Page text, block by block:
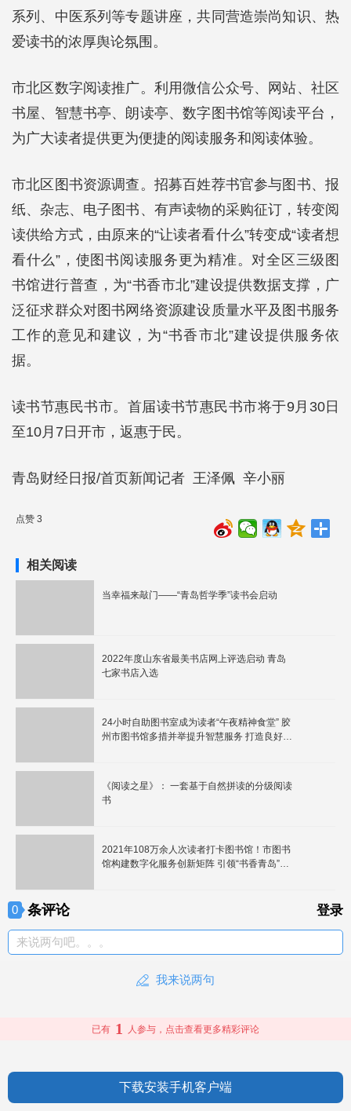
系列、中医系列等专题讲座，共同营造崇尚知识、热
爱读书的浓厚舆论氛围。
市北区数字阅读推广。利用微信公众号、网站、社区
书屋、智慧书亭、朗读亭、数字图书馆等阅读平台，
为广大读者提供更为便捷的阅读服务和阅读体验。
市北区图书资源调查。招募百姓荐书官参与图书、报
纸、杂志、电子图书、有声读物的采购征订，转变阅
读供给方式，由原来的“让读者看什么”转变成“读者想
看什么”，使图书阅读服务更为精准。对全区三级图
书馆进行普查，为“书香市北”建设提供数据支撑，广
泛征求群众对图书网络资源建设质量水平及图书服务
工作的意见和建议，为“书香市北”建设提供服务依
据。
读书节惠民书市。首届读书节惠民书市将于9月30日
至10月7日开市，返惠于民。
青岛财经日报/首页新闻记者 王泽佩 辛小丽
点赞 3
相关阅读
当幸福来敲门——“青岛哲学季”读书会启动
2022年度山东省最美书店网上评选启动 青岛
七家书店入选
24小时自助图书室成为读者“午夜精神食堂” 胶
州市图书馆多措并举提升智慧服务 打造良好阅
《阅读之星》： 一套基于自然拼读的分级阅读
书
2021年108万余人次读者打卡图书馆！市图书
馆构建数字化服务创新矩阵 引领“书香青岛”精
0 条评论 登录
来说两句吧。。。
我来说两句
已有 1 人参与，点击查看更多精彩评论
下载安装手机客户端